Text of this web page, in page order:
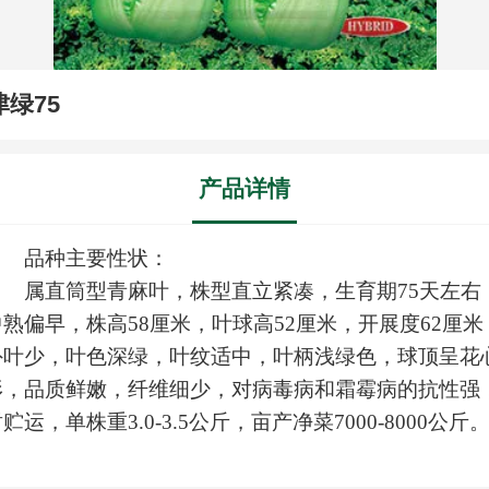
绿75
产品详情
种主要性状：
直筒型青麻叶，株型直立紧凑，生育期75天左右
偏早，株高58厘米，叶球高52厘米，开展度62厘米
少，叶色深绿，叶纹适中，叶柄浅绿色，球顶呈花
品质鲜嫩，纤维细少，对病毒病和霜霉病的抗性强
运，单株重3.0-3.5公斤，亩产净菜7000-8000公斤。